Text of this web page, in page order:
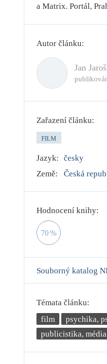
a Matrix.Portál,
Autor článku:
Jan Jaroš
Zařazení článku:
FILM
Jazyk: česky
Země:
Česká
Hodnocení knihy:
70 %
Souborný katalog
Témata článku:
film
psychika,
publicistika, média